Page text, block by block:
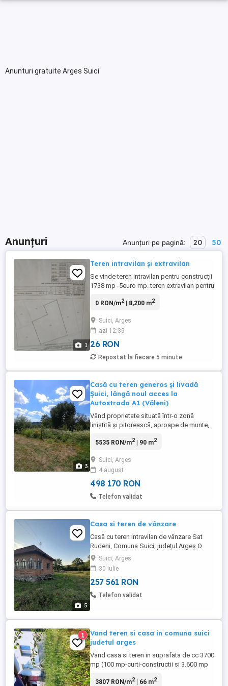
Anunturi gratuite Arges Suici
Anunțuri Anunțuri pe pagină: 20 50
1
Teren intravilan și extravilan
Se vinde teren intravilan pentru construcții
1738 mp -5euro mp. teren extravilan pentru
Jud. Argeș ,,Punct Letiția
0 RON/m2| 8,200 m2
Suici, Arges
azi 12:39
26 RON
Repostat la fiecare 5 minute
3
Casă cu teren generos și livadă
Șuici, lângă noul acces la
Autostrada A1 (Văleni)
Vând proprietate situată într-o zonă
liniștită și pitorească, aproape de munte,
de vacanță sau investiție turistică.
BCA, construită în 2008; Suprafață
construită: aproximativ 90 mp la parter;
Mansardă locuibilă; ...
5535 RON/m2| 90 m2
Suici, Arges
4 august
498 170 RON
Telefon validat
5
Casa si teren de vânzare
Casă cu teren intravilan de vânzare Sat
Rudeni, Comuna Suici, județul Argeș O
oportunitate excelentă pentru cei care își
doresc o proprietate într-o zonă liniștită,
cu acces rapid la viitoarea Autostradă A1
Pitești Sibiu. Detalii proprietate: Locație:
Sat Rudeni, Comuna Suici, județul Argeș
Suici, Arges
30 iulie
257 561 RON
Telefon validat
1
Vand teren si casa in comuna suici
judetul arges
Vand casa si teren in suprafata de cc 3700
mp (100 mp-curti-constructii si 3.600 mp
comunei Suici judetul Arges. cartea
3807 RON/m2| 66 m2